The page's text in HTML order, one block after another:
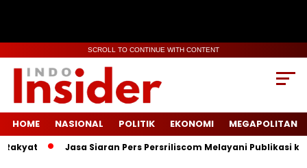
SCROLL TO CONTINUE WITH CONTENT
HOME NASIONAL POLITIK EKONOMI MEGAPOLITAN
Jasa Siaran Pers Persriliscom Melayani Publikasi ke Lebih dari